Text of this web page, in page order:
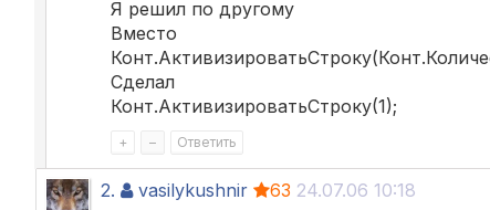
Я решил по другому
Вместо
Сделал
Конт.АктивизироватьСтроку(1);
+ – Ответить
2. vasilykushnir 63 24.07.06 10:18